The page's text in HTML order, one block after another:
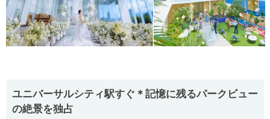
ユニバーサルシティ駅すぐ＊記憶に残るパークビュー
の絶景を独占